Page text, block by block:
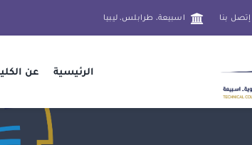
إتصل بنا اسبيعة، طرابلس، ليبيا
الرئيسية عن